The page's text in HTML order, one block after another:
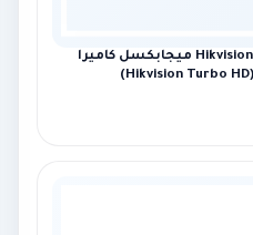
كاميرا Hikvision DS-2CE16U0T-IT3F — 8 ميجابكسل كاميرا